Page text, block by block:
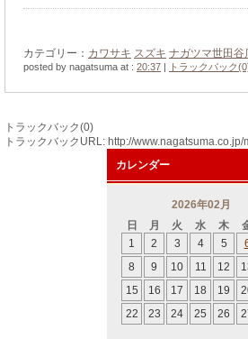
カテゴリー： カワサキ スズキ ナガツマ世田谷
posted by nagatsuma at : 20:37 | トラックバック
トラックバック(0)
トラックバックURL: http://www.nagatsuma.co.jp/
カレンダー
2026年02月
日
月 火 水 木
1
2 3 4 5
8
9 10 11 12
15
16 17 18 19
22
23 24 25 26